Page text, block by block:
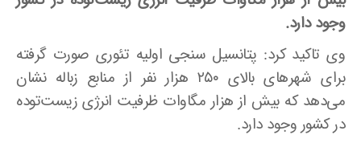
وجود دارد.
وی تاکید کرد: پتانسیل سنجی اولیه تئوری صورت گرفته
برای شهرهای بالای ۲۵۰ هزار نفر از منابع زباله نشان
می‌دهد که بیش از هزار مگاوات ظرفیت انرژی زیست‌توده
در کشور وجود دارد.